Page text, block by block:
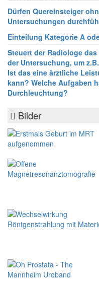
Dürfen Quereinsteiger
Untersuchungen
Einteilung Kategorie A
Steuert der Radiologe
der Untersuchung, um
Ist das eine ärztliche
kann? Welche Aufgaben
Durchleuchtung?
Bilder